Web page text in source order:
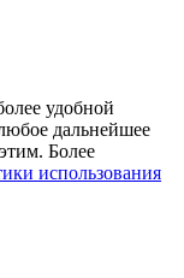
удобной
дальнейшее
Более
использования